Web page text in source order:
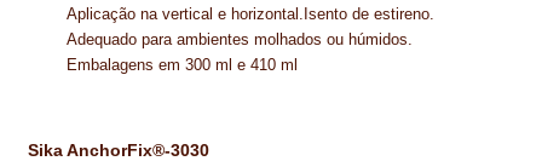
Aplicação na vertical e horizontal.Isento de estireno.
Adequado para ambientes molhados ou húmidos.
Embalagens em 300 ml e 410 ml
Sika AnchorFix®-3030